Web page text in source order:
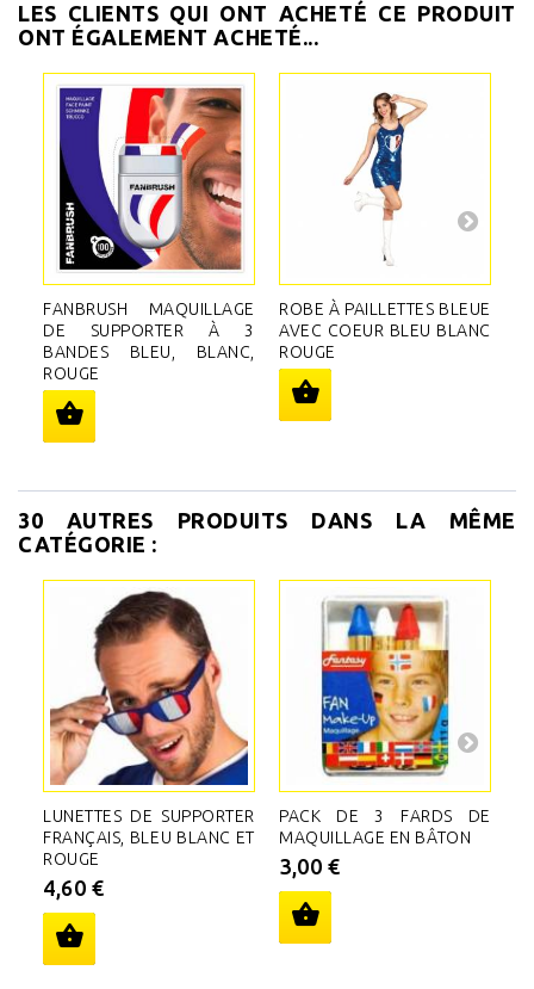
LES CLIENTS QUI ONT ACHETÉ CE PRODUIT
ONT ÉGALEMENT ACHETÉ...
FANBRUSH MAQUILLAGE
DE SUPPORTER À 3
BANDES BLEU, BLANC,
ROUGE
ROBE À PAILLETTES BLEUE
AVEC COEUR BLEU BLANC
ROUGE
30 AUTRES PRODUITS DANS LA MÊME
CATÉGORIE :
LUNETTES DE SUPPORTER
FRANÇAIS, BLEU BLANC ET
ROUGE
4,60 €
PACK DE 3 FARDS DE
MAQUILLAGE EN BÂTON
3,00 €